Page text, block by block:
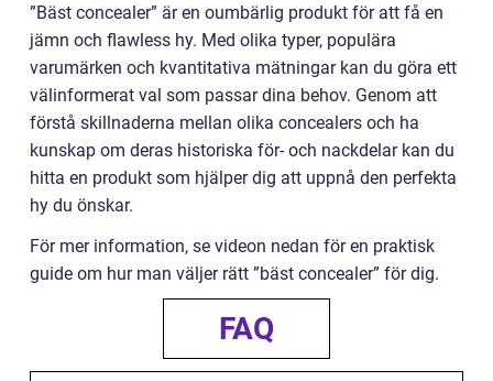
”Bäst concealer” är en oumbärlig produkt för att få en
jämn och flawless hy. Med olika typer, populära
varumärken och kvantitativa mätningar kan du göra ett
välinformerat val som passar dina behov. Genom att
förstå skillnaderna mellan olika concealers och ha
kunskap om deras historiska för- och nackdelar kan du
hitta en produkt som hjälper dig att uppnå den perfekta
hy du önskar.
För mer information, se videon nedan för en praktisk
guide om hur man väljer rätt ”bäst concealer” för dig.
FAQ